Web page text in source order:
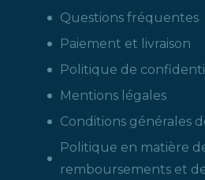
Questions fréquentes
Paiement et livraison
Politique de
Mentions légales
Conditions générales
Politique en matière
remboursements et